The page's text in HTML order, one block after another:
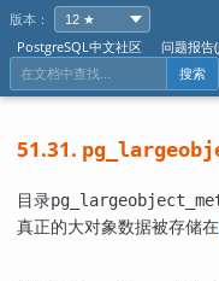
版本：
PostgreSQL中文社区
问题报告
搜索
51.31.
目录
真正的大对象数据被存储在